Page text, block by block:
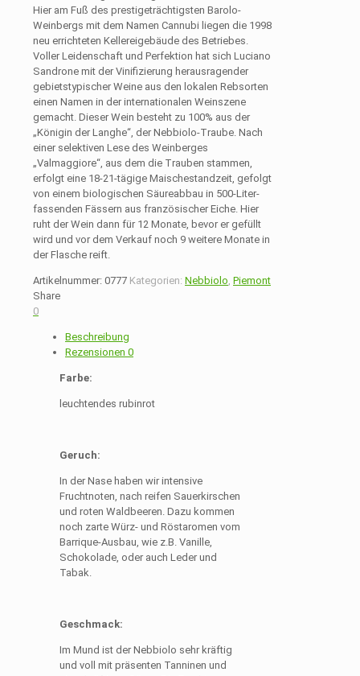
Hier am Fuß des prestigeträchtigsten Barolo-
Weinbergs mit dem Namen Cannubi liegen die 1998
neu errichteten Kellereigebäude des Betriebes.
Voller Leidenschaft und Perfektion hat sich Luciano
Sandrone mit der Vinifizierung herausragender
gebietstypischer Weine aus den lokalen Rebsorten
einen Namen in der internationalen Weinszene
gemacht. Dieser Wein besteht zu 100% aus der
„Königin der Langhe“, der Nebbiolo-Traube. Nach
einer selektiven Lese des Weinberges
„Valmaggiore“, aus dem die Trauben stammen,
erfolgt eine 18-21-tägige Maischestandzeit, gefolgt
von einem biologischen Säureabbau in 500-Liter-
fassenden Fässern aus französischer Eiche. Hier
ruht der Wein dann für 12 Monate, bevor er gefüllt
wird und vor dem Verkauf noch 9 weitere Monate in
der Flasche reift.
Artikelnummer: 0777 Kategorien: Nebbiolo Piemont
Share
0
Beschreibung
Rezensionen 0
Farbe:
leuchtendes rubinrot
Geruch:
In der Nase haben wir intensive
Fruchtnoten, nach reifen Sauerkirschen
und roten Waldbeeren. Dazu kommen
noch zarte Würz- und Röstaromen vom
Barrique-Ausbau, wie z.B. Vanille,
Schokolade, oder auch Leder und
Tabak.
Geschmack:
Im Mund ist der Nebbiolo sehr kräftig
und voll mit präsenten Tanninen und